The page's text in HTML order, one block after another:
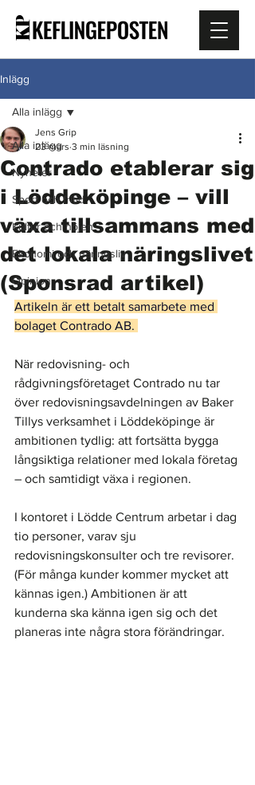
Inlägg
Alla inlägg
Nyheter
Sport och fritid
Kultur och nöjen
Ekonomi och näringsliv
Opinion
Alla inlägg
Contrado etablerar sig
i Löddeköpinge – vill
växa tillsammans med
det lokala näringslivet
(Sponsrad artikel)
Jens Grip
23 mars 3 min läsning
Artikeln är ett betalt samarbete med
bolaget Contrado AB.
När redovisning- och
rådgivningsföretaget Contrado nu tar
över redovisningsavdelningen av Baker
Tillys verksamhet i Löddeköpinge är
ambitionen tydlig: att fortsätta bygga
långsiktiga relationer med lokala företag
– och samtidigt växa i regionen.
I kontoret i Lödde Centrum arbetar i dag
tio personer, varav sju
redovisningskonsulter och tre revisorer.
(För många kunder kommer mycket att
kännas igen.) Ambitionen är att
kunderna ska känna igen sig och det
planeras inte några stora förändringar.